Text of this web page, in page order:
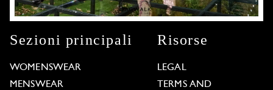
Sezioni principali
WOMENSWEAR
MENSWEAR
Risorse
LEGAL
TERMS AND